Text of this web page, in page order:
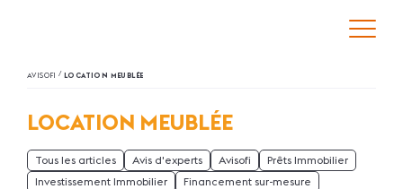
AVISOFI /LOCATION MEUBLÉE
LOCATION MEUBLÉE
Tous les articles Avis d'experts Avisofi
Prêts Immobilier
Investissement Immobilier
Financement sur-mesure